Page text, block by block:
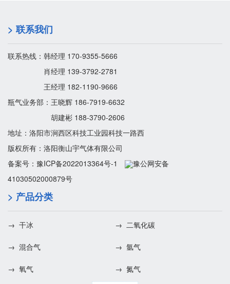
> 联系我们
联系热线：韩经理 170-9355-5666
肖经理 139-3792-2781
王经理 182-1190-9666
瓶气业务部：王晓辉 186-7919-6632
胡建彬 188-3790-2606
地址：洛阳市涧西区科技工业园科技一路西
版权所有：洛阳衡山宇气体有限公司
备案号： 豫ICP备2022013364号-1
豫公网安备
41030502000879号
> 产品分类
→ 干冰 → 二氧化碳
→ 混合气 → 氩气
→ 氧气 → 氮气